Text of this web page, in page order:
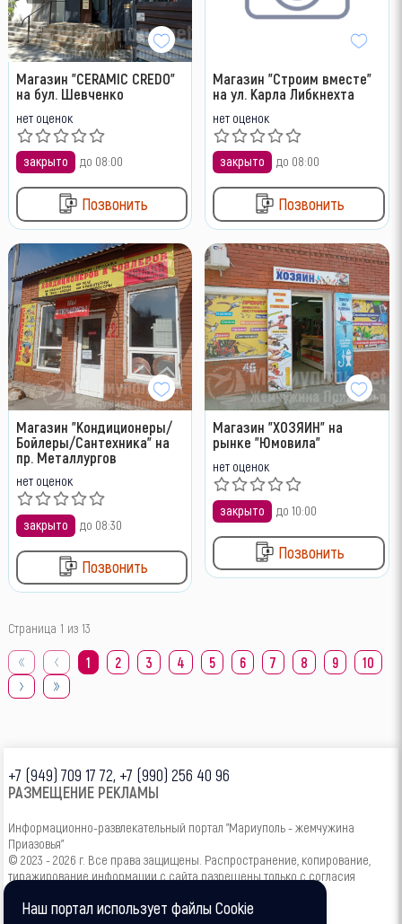
Магазин "CERAMIC CREDO"
на бул. Шевченко
нет оценок
закрыто до 08:00
Позвонить
Магазин "Строим вместе"
на ул. Карла Либкнехта
нет оценок
закрыто до 08:00
Позвонить
Магазин "Кондиционеры/
Бойлеры/Сантехника" на
пр. Металлургов
нет оценок
закрыто до 08:30
Позвонить
Магазин "ХОЗЯИН" на
рынке "Юмовила"
нет оценок
закрыто до 10:00
Позвонить
Страница 1 из 13
1 2 3 4 5 6 7 8 9 10
+7 (949) 709 17 72, +7 (990) 256 40 96
РАЗМЕЩЕНИЕ РЕКЛАМЫ
Информационно-развлекательный портал "Мариуполь - жемчужина
Приазовья"
© 2023 - 2026 г. Все права защищены. Распространение, копирование,
тиражирование информации с сайта разрешены только с согласия
Наш портал использует файлы Cookie